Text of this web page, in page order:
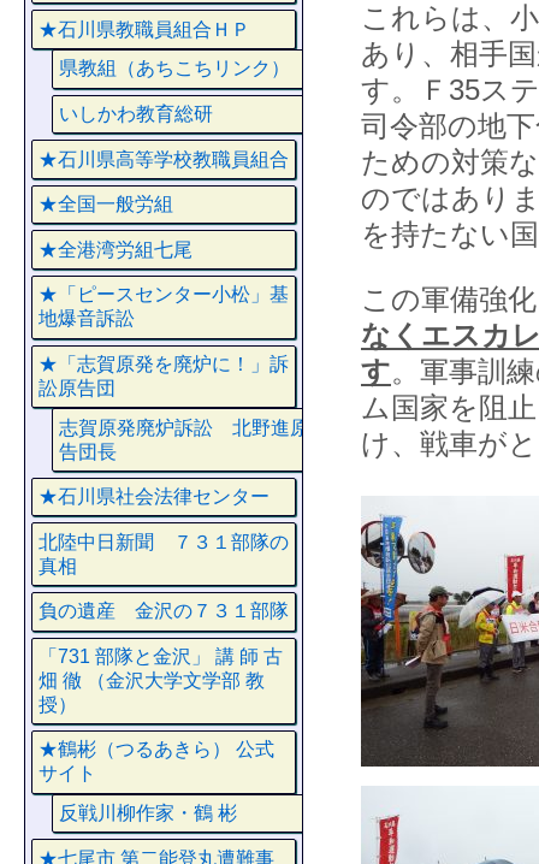
これらは、
あり、相手
す。Ｆ35ス
司令部の地
ための対策
のではあり
を持たない
この軍備強
なくエスカ
す。軍事訓
ム国家を阻
け、戦車が
★石川県教職員組合ＨＰ
県教組（あちこちリンク）
いしかわ教育総研
★石川県高等学校教職員組合
★全国一般労組
★全港湾労組七尾
★「ピースセンター小松」基
地爆音訴訟
★「志賀原発を廃炉に！」訴
訟原告団
志賀原発廃炉訴訟 北野進原
告団長
★石川県社会法律センター
北陸中日新聞 ７３１部隊の
真相
負の遺産 金沢の７３１部隊
「731 部隊と金沢」 講 師 古
畑 徹 （金沢大学文学部 教
授）
★鶴彬（つるあきら） 公式
サイト
反戦川柳作家・鶴 彬
★七尾市 第二能登丸遭難事